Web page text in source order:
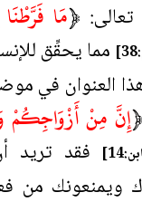
﴿مَا
مما يحقِّق
العنوان في
﴿إِنَّ مِنْ أَزْوَاجِكُمْ
فقد تريد
ويمنعونك من